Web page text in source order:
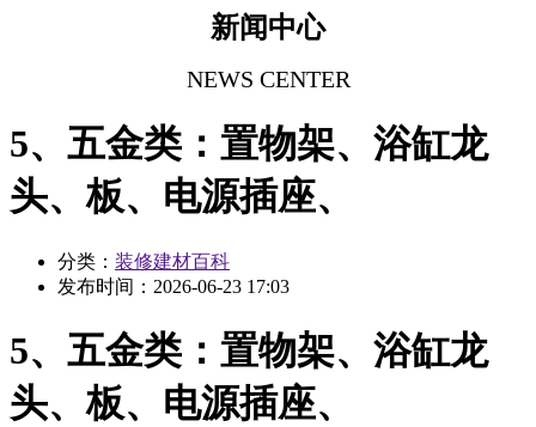
新闻中心
NEWS CENTER
5、五金类：置物架、浴缸龙
头、板、电源插座、
分类： 装修建材百科
发布时间： 2026-06-23 17:03
5、五金类：置物架、浴缸龙
头、板、电源插座、